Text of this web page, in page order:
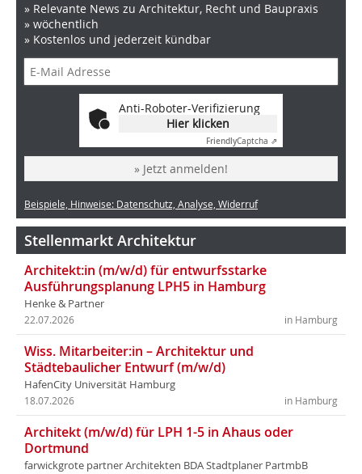
» Relevante News zu Architektur, Recht und Baupraxis
» wöchentlich
» Kostenlos und jederzeit kündbar
Anti-Roboter-Verifizierung
Hier klicken
FriendlyCaptcha ⇗
» Jetzt anmelden!
Beispiele, Hinweise: Datenschutz, Analyse, Widerruf
Stellenmarkt Architektur
Architekt:in (m/w/d) für entwurfsstarke
Ausführungsplanung LPH5 in Hamburg
Henke & Partner
in Hamburg
22.07.2026
Wiss. Mitarbeiter:in – Architektur und
Städtebaulicher Entwurf (m/w/d)
HafenCity Universität Hamburg
in Hamburg
18.07.2026
Architekt (m/w/d) für LPH 1-5 in Ahaus oder
Dortmund
farwickgrote partner Architekten BDA Stadtplaner PartmbB